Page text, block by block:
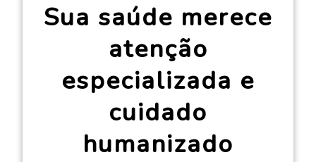
Sua saúde merece
atenção
especializada e
cuidado
humanizado